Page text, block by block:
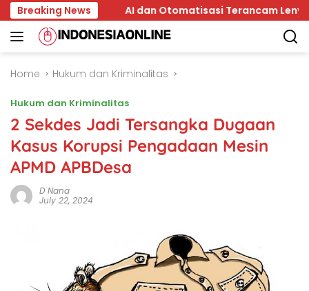
Skip
to
content
Breaking NewsAI dan Otomatisasi Terancam Lenyapkan 15
Home Hukum dan Kriminalitas
Hukum dan Kriminalitas
2 Sekdes Jadi Tersangka Dugaan
Kasus Korupsi Pengadaan Mesin
APMD APBDesa
D Nana
July 22, 2024